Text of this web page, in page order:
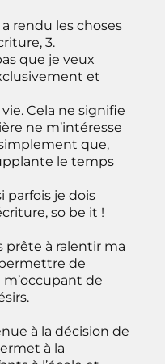
rendu les choses
3.
que je veux
et
Cela ne signifie
ne m’intéresse
que,
le temps
parfois je dois
so be it !
prête à ralentir ma
de
de
à la décision de
à la